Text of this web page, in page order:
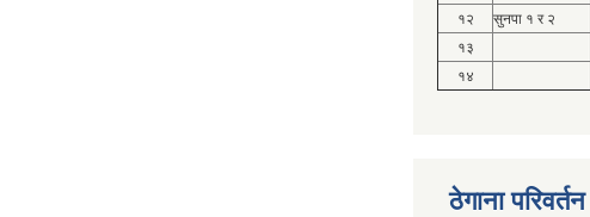
१२
सुनपा १ र २
१३
१४
ठेगाना परिवर्तन